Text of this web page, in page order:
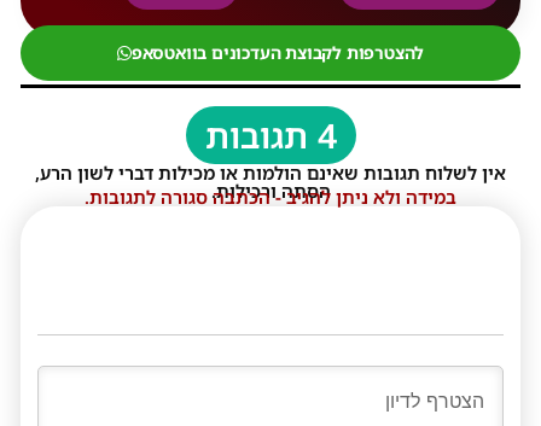
להצטרפות לקבוצת העדכונים בוואטסאפ
4 תגובות
אין לשלוח תגובות שאינם הולמות או מכילות דברי לשון הרע,
הסתה ורכילות.
במידה ולא ניתן להגיב - הכתבה סגורה לתגובות.